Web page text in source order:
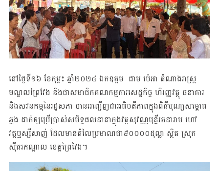
នៅថ្ងៃទី១៦ ខែកុម្ភះ ឆ្នាំ២០២៤ ឯកឧត្តម ជាម ប៉េអា តំណាងរាស្ត្រ
មណ្ឌលព្រៃវែង និងជាសមាជិកគណកម្មការសេដ្ឋកិច្ច ហិរញ្ញវត្ថុ ធនាគារ
និងសវនកម្មនៃរដ្ឋសភា បានអញ្ជើញជាអធិបតីភាពក្នុងពិធីបុណ្យសម្ភោធ
ឆ្លង ដាក់ឲ្យប្រើប្រាស់សមិទ្ធផលនានាក្នុងវត្តសុវណ្ណមុន្នីរតនារាម ហៅ
វត្តឬស្សីសាញ់ ដែលមានតំលៃប្រមាណជា៩០០០០ដុល្លា ស្ថិត ស្រុក
ស៊ីធរកណ្តាល ខេត្តព្រៃវៃង។